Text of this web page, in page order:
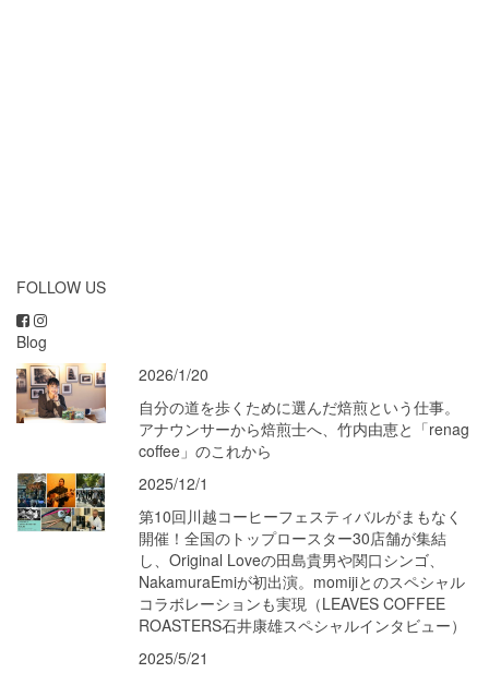
FOLLOW US
Blog
2026/1/20
自分の道を歩くために選んだ焙煎という仕事。
アナウンサーから焙煎士へ、竹内由恵と「renag
coffee」のこれから
2025/12/1
第10回川越コーヒーフェスティバルがまもなく
開催！全国のトップロースター30店舗が集結
し、Original Loveの田島貴男や関口シンゴ、
NakamuraEmiが初出演。momijiとのスペシャル
コラボレーションも実現（LEAVES COFFEE
ROASTERS石井康雄スペシャルインタビュー）
2025/5/21